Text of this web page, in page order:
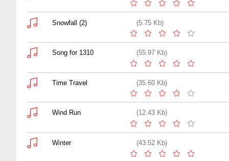
Snowfall (2) (5.75 Kb)
Song for 1310 (55.97 Kb)
Time Travel (35.60 Kb)
Wind Run (12.43 Kb)
Winter (43.52 Kb)